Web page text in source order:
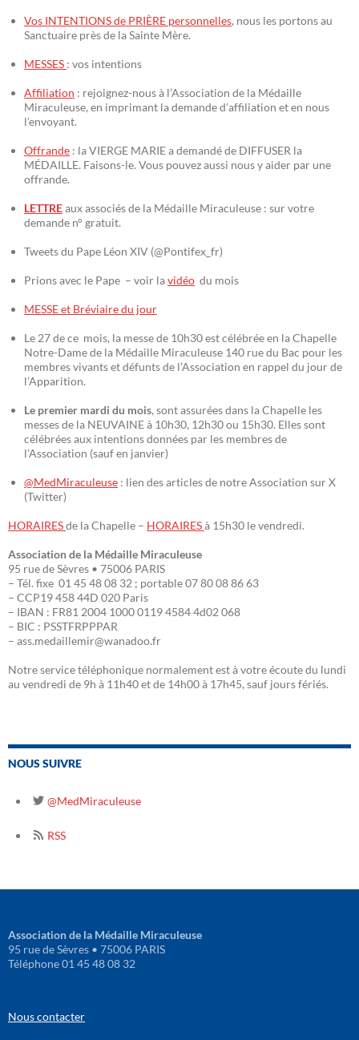
Vos INTENTIONS de PRIÈRE personnelles, nous les portons au
Sanctuaire près de la Sainte Mère.
MESSES : vos intentions
Affiliation : rejoignez-nous à l’Association de la Médaille
Miraculeuse, en imprimant la demande d’affiliation et en nous
l’envoyant.
Offrande : la VIERGE MARIE a demandé de DIFFUSER la
MÉDAILLE. Faisons-le. Vous pouvez aussi nous y aider par une
offrande.
LETTREaux associés de la Médaille Miraculeuse : sur votre
demande n° gratuit.
Tweets du Pape Léon XIV (@Pontifex_fr)
Prions avec le Pape – voir lavidéo du mois
MESSE et Bréviaire du jour
Le 27 de ce mois, la messe de 10h30 est célébrée en la Chapelle
Notre-Dame de la Médaille Miraculeuse 140 rue du Bac pour les
membres vivants et défunts de l’Association en rappel du jour de
l’Apparition.
Le premier mardi du mois, sont assurées dans la Chapelle les
messes de la NEUVAINE à 10h30, 12h30 ou 15h30. Elles sont
célébrées aux intentions données par les membres de
l’Association (sauf en janvier)
@MedMiraculeuse : lien des articles de notre Association sur X
(Twitter)
HORAIRESde la Chapelle – HORAIRESà 15h30 le vendredi.
Association de la Médaille Miraculeuse
95 rue de Sèvres • 75006 PARIS
– Tél. fixe 01 45 48 08 32 ; portable 07 80 08 86 63
– CCP19 458 44D 020 Paris
– IBAN : FR81 2004 1000 0119 4584 4d02 068
– BIC : PSSTFRPPPAR
– ass.medaillemir@wanadoo.fr
Notre service téléphonique normalement est à votre écoute du lundi
au vendredi de 9h à 11h40 et de 14h00 à 17h45, sauf jours fériés.
NOUS SUIVRE
@MedMiraculeuse
RSS
Association de la Médaille Miraculeuse
95 rue de Sèvres • 75006 PARIS
Téléphone 01 45 48 08 32
Nous contacter